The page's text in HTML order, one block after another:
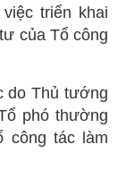
triển khai
của Tổ công
do Thủ tướng
phó thường
công tác làm